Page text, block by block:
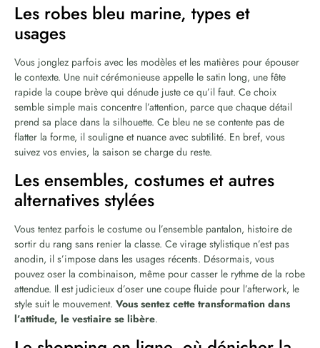
Les robes bleu marine, types et
usages
Vous jonglez parfois avec les modèles et les matières pour épouser
le contexte. Une nuit cérémonieuse appelle le satin long, une fête
rapide la coupe brève qui dénude juste ce qu’il faut. Ce choix
semble simple mais concentre l’attention, parce que chaque détail
prend sa place dans la silhouette. Ce bleu ne se contente pas de
flatter la forme, il souligne et nuance avec subtilité. En bref, vous
suivez vos envies, la saison se charge du reste.
Les ensembles, costumes et autres
alternatives stylées
Vous tentez parfois le costume ou l’ensemble pantalon, histoire de
sortir du rang sans renier la classe. Ce virage stylistique n’est pas
anodin, il s’impose dans les usages récents. Désormais, vous
pouvez oser la combinaison, même pour casser le rythme de la robe
attendue. Il est judicieux d’oser une coupe fluide pour l’afterwork, le
style suit le mouvement. Vous sentez cette transformation dans
l’attitude, le vestiaire se libère.